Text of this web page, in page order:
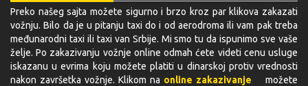
Preko našeg sajta možete sigurno i brzo kroz par klikova zakazati
vožnju. Bilo da je u pitanju taxi do i od aerodroma ili vam pak treba
međunarodni taxi ili taxi van Srbije. Mi smo tu da ispunimo sve vaše
želje. Po zakazivanju vožnje online odmah ćete videti cenu usluge
iskazanu u evrima koju možete platiti u dinarskoj protiv vrednosti
nakon završetka vožnje. Klikom na online zakazivanje
možete